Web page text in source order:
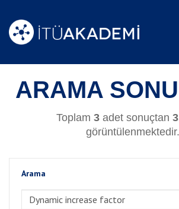
ARAMA
Toplam 3adet sonuçtan 3
görüntülenmektedir.
Arama